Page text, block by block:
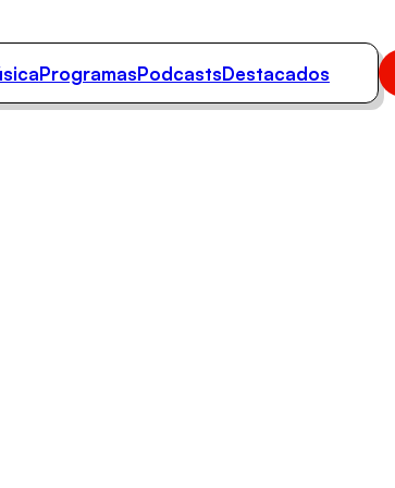
ProgramasPodcastsDestacados